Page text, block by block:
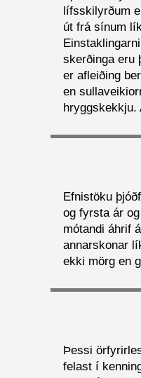
lífsskilyrðum
út frá sínum
skerðinga eru
er afleiðing
en
hryggskekkju.
Efnistöku
og fyrsta ár
mótandi áhrif
annarskonar
ekki mörg en
Þessi
felast í